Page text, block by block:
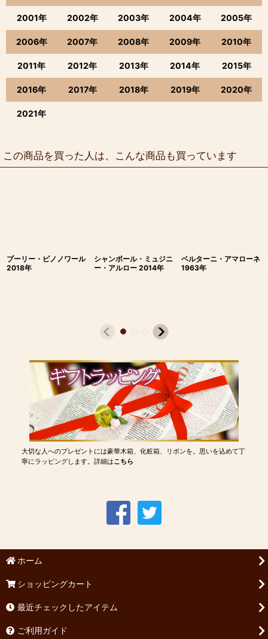
2001年 2002年 2003年 2004年 2005年
2006年 2007年 2008年 2009年 2010年
2011年 2012年 2013年 2014年 2015年
2016年 2017年 2018年 2019年 2020年
2021年
この商品を買った人は、こんな商品も買っています
プーリー・ピノノワール
2018年
シャンボール・ミュジニ
ー・アルロー 2014年
ベルターニ・アマローネ
1963年
大切な人へのプレゼントには豪華木箱、化粧箱、リボンを。思いを込めて丁
寧にラッピングします。詳細はこちら
ホーム
ショッピングカート
最近チェックしたアイテム
ご利用ガイド